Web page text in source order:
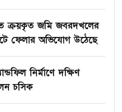
ক্রয়কৃত জমি জবরদখলের
ফেলার অভিযোগ উঠেছে
নির্মাণে দক্ষিণ
চসিক